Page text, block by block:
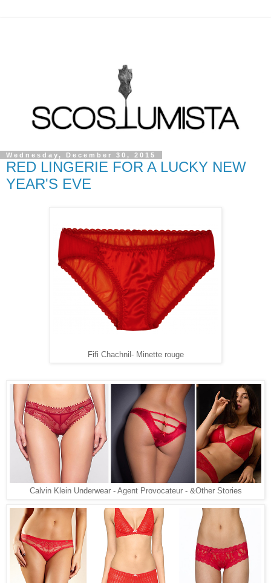
Wednesday, December 30, 2015
RED LINGERIE FOR A LUCKY NEW
YEAR'S EVE
Fifi Chachnil- Minette rouge
Calvin Klein Underwear - Agent Provocateur - &Other Stories